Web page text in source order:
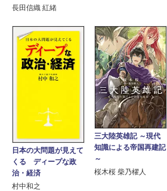
長田信織 紅緒
日本の大問題が見えて
くる ディープな政
治・経済
村中和之
三大陸英雄記 ～現代
知識による帝国再建記
～
桜木桜 柴乃櫂人